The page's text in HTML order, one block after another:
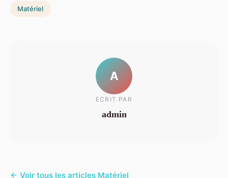
Matériel
A
ECRIT PAR
admin
← Voir tous les articles Matériel